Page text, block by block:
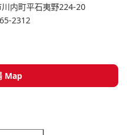
内町平石夷野224-20
2312
Map